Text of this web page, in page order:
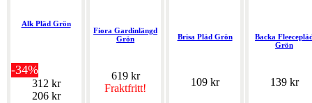
Alk Pläd Grön
-34%
312 kr
206 kr
Fiora Gardinlängd
Grön
619 kr
Fraktfritt!
Brisa Pläd Grön
109 kr
Backa
Grön
139 kr